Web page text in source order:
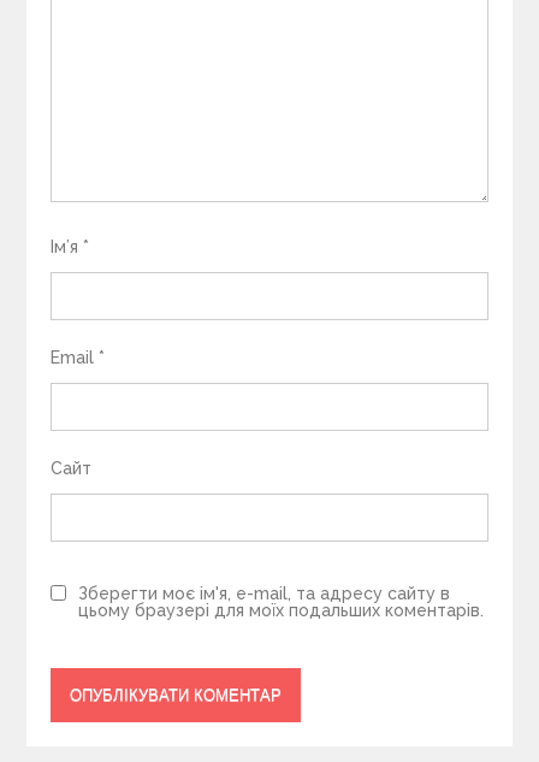
Ім’я *
Email *
Сайт
Зберегти моє ім'я, e-mail, та адресу сайту в
цьому браузері для моїх подальших коментарів.